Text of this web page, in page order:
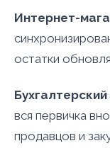
Интернет-
остатки
вся первичка
продавцов и